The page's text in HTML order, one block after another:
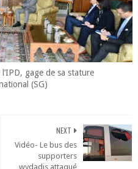
gage de sa stature
(SG)
NEXT
Vidéo- Le bus des
supporters
wydadis attaqué